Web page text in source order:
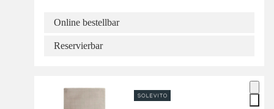
Online bestellbar
Reservierbar